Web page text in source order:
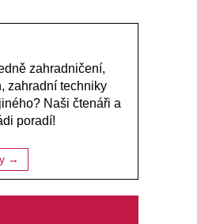
zahradničení,
zahradní techniky
Naši čtenáři a
poradí!
→